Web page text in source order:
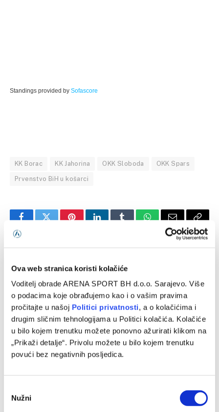
Ova web stranica koristi kolačiće
Voditelj obrade ARENA SPORT BH d.o.o. Sarajevo. Više
o podacima koje obrađujemo kao i o vašim pravima
pročitajte u našoj Politici privatnosti, a o kolačićima i
drugim sličnim tehnologijama u Politici kolačića. Kolačiće
u bilo kojem trenutku možete ponovno ažurirati klikom na
„Prikaži detalje“. Privolu možete u bilo kojem trenutku
povući bez negativnih posljedica.
Selection
Nužni
Standings provided by Sofascore
KK Borac KK Jahorina OKK Sloboda OKK Spars
Prvenstvo BiH u košarci
Link
Crna Gora trijumfom
započela kvalifikacije za
Svjetsko prvenstvo 2026
ABA liga: Budućnost serijom
13:0 do preokreta protiv
Spartaka, impresivna partija
Kamenjaša
SLIČNE OBJAVE